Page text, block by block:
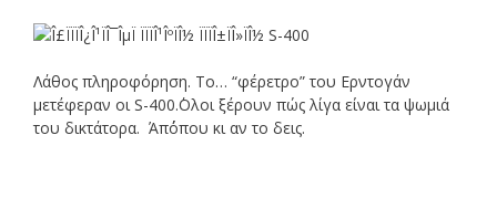
Λάθος πληροφόρηση. Το… “φέρετρο” του Ερντογάν
μετέφεραν οι S-400.΄Ολοι ξέρουν πώς λίγα είναι τα ψωμιά
του δικτάτορα. Άπ΄όπου κι αν το δεις.